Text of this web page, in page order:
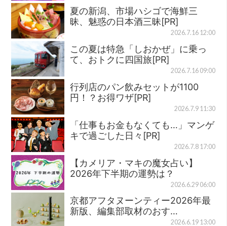
夏の新潟、市場ハシゴで海鮮三
昧、魅惑の日本酒三昧[PR]
2026.7.16 12:00
この夏は特急「しおかぜ」に乗っ
て、おトクに四国旅[PR]
2026.7.16 09:00
行列店のパン飲みセットが1100
円！？お得ワザ[PR]
2026.7.9 11:30
「仕事もお金もなくても…」マンゲ
キで過ごした日々[PR]
2026.7.8 17:00
【カメリア・マキの魔女占い】
2026年下半期の運勢は？
2026.6.29 06:00
京都アフタヌーンティー2026年最
新版、編集部取材のおす…
2026.6.19 13:00